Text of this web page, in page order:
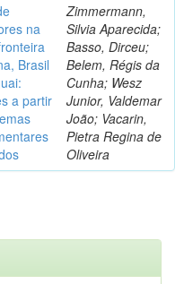
na
Brasil
a partir
Zimmermann,
Silvia Aparecida;
Basso, Dirceu;
Belem, Régis da
Cunha; Wesz
Junior, Valdemar
João; Vacarin,
Pietra Regina de
Oliveira